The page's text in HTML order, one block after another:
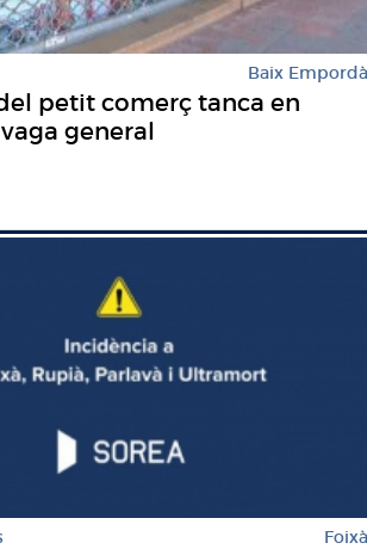
Baix Empordà
petit comerç tanca en
general
Foixà